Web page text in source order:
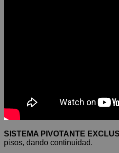
SISTEMA PIVOTANTE
pisos, dando continuidad.